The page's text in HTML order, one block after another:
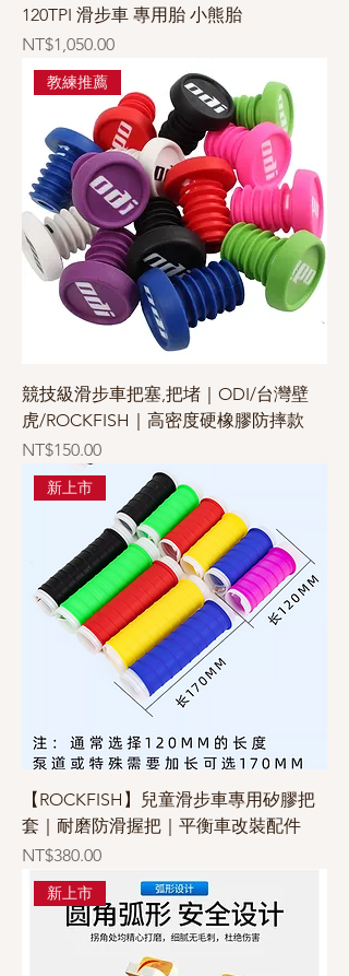
120TPI 滑步車 專用胎 小熊胎
價格
NT$1,050.00
教練推薦
競技級滑步車把塞,把堵｜ODI/台灣壁
虎/ROCKFISH｜高密度硬橡膠防摔款
價格
NT$150.00
新上市
【ROCKFISH】兒童滑步車專用矽膠把
套｜耐磨防滑握把｜平衡車改裝配件
價格
NT$380.00
新上市